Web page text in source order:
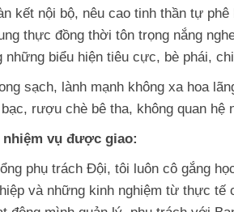
kết nội bộ, nêu cao tinh thần tự
thực đồng thời tôn trọng nắng
những biểu hiện tiêu cực, bè phái,
sạch, lành mạnh không xa hoa
rượu chè bê tha, không quan hệ
vụ được giao:
phụ trách Đội, tôi luôn cô gắng
và những kinh nghiệm từ thực tế